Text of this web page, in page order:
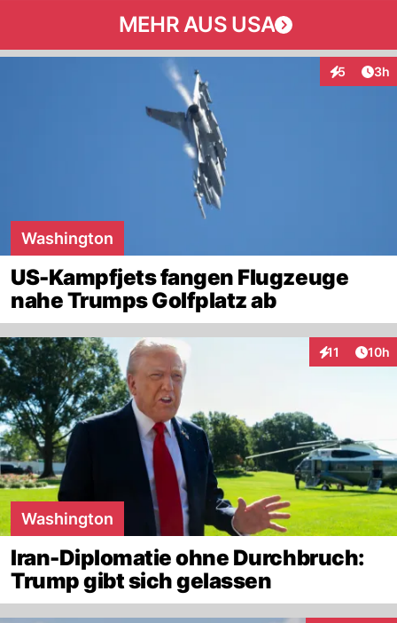
MEHR AUS USA
5 3h
Washington
US-Kampfjets fangen Flugzeuge
nahe Trumps Golfplatz ab
11
Interaktionen
10h
Washington
Iran-Diplomatie ohne Durchbruch:
Trump gibt sich gelassen